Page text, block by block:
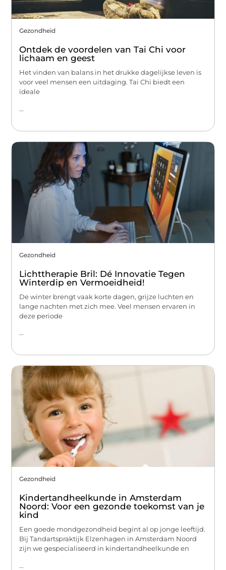
Gezondheid
Ontdek de voordelen van Tai Chi voor
lichaam en geest
Het vinden van balans in het drukke dagelijkse leven is
voor veel mensen een uitdaging. Tai Chi biedt een
ideale
...
Gezondheid
Lichttherapie Bril: Dé Innovatie Tegen
Winterdip en Vermoeidheid!
De winter brengt vaak korte dagen, grijze luchten en
lange nachten met zich mee. Veel mensen ervaren in
deze periode
...
Gezondheid
Kindertandheelkunde in Amsterdam
Noord: Voor een gezonde toekomst van je
kind
Een goede mondgezondheid begint al op jonge leeftijd.
Bij Tandartspraktijk Elzenhagen in Amsterdam Noord
zijn we gespecialiseerd in kindertandheelkunde en
...